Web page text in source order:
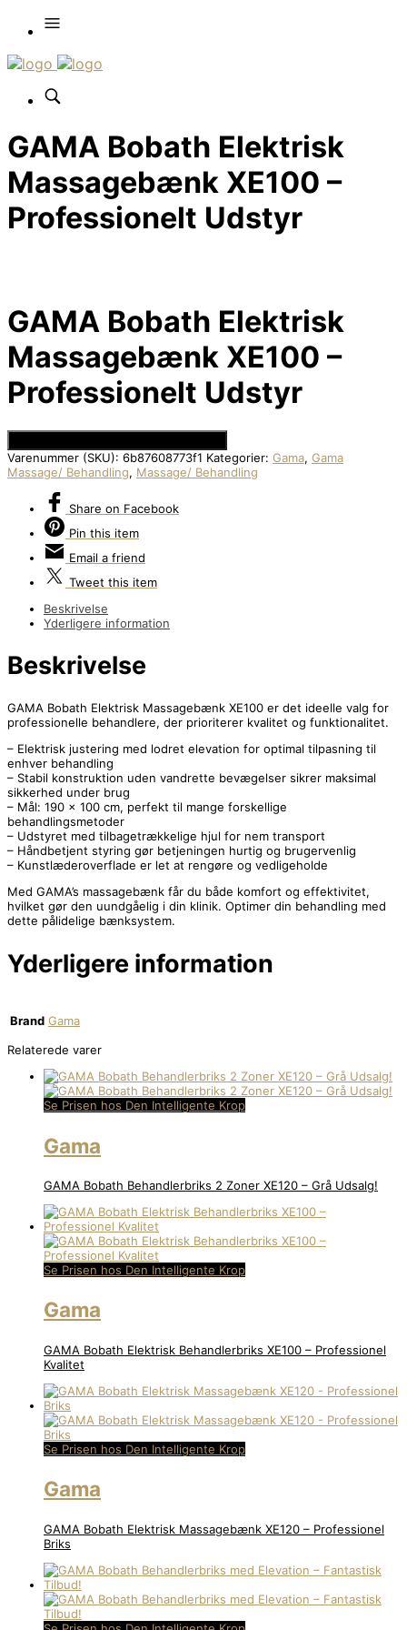
GAMA Bobath Elektrisk
Massagebænk XE100 –
Professionelt Udstyr
GAMA Bobath Elektrisk
Massagebænk XE100 –
Professionelt Udstyr
Varenummer (SKU): 6b87608773f1 Kategorier: Gama, Gama
Massage/ Behandling, Massage/ Behandling
Share on Facebook
Pin this item
Email a friend
Tweet this item
Beskrivelse
Yderligere information
Beskrivelse
GAMA Bobath Elektrisk Massagebænk XE100 er det ideelle valg for
professionelle behandlere, der prioriterer kvalitet og funktionalitet.
– Elektrisk justering med lodret elevation for optimal tilpasning til
enhver behandling
– Stabil konstruktion uden vandrette bevægelser sikrer maksimal
sikkerhed under brug
– Mål: 190 x 100 cm, perfekt til mange forskellige
behandlingsmetoder
– Udstyret med tilbagetrækkelige hjul for nem transport
– Håndbetjent styring gør betjeningen hurtig og brugervenlig
– Kunstlæderoverflade er let at rengøre og vedligeholde
Med GAMA’s massagebænk får du både komfort og effektivitet,
hvilket gør den uundgåelig i din klinik. Optimer din behandling med
dette pålidelige bænksystem.
Yderligere information
Brand Gama
Relaterede varer
Se Prisen hos Den Intelligente Krop
Gama
GAMA Bobath Behandlerbriks 2 Zoner XE120 – Grå Udsalg!
Se Prisen hos Den Intelligente Krop
Gama
GAMA Bobath Elektrisk Behandlerbriks XE100 – Professionel
Kvalitet
Se Prisen hos Den Intelligente Krop
Gama
GAMA Bobath Elektrisk Massagebænk XE120 – Professionel
Briks